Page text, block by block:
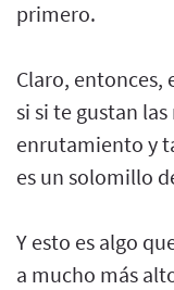
primero.
Claro, entonces,
si si te gustan
enrutamiento y
es un solomillo
Y esto es algo
a mucho más